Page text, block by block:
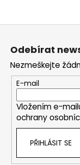
Odebírat
Nezmeškejte
E-mail
Vložením e-
ochrany
PŘIHLÁSIT SE